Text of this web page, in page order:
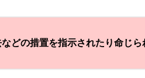
どの措置を指示されたり命じら